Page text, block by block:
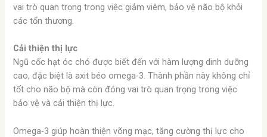
vai trò quan trọng trong việc giảm viêm, bảo vệ não bộ khỏi
các tổn thương.
Cải thiện thị lực
Ngũ cốc hạt óc chó được biết đến với hàm lượng dinh dưỡng
cao, đặc biệt là axit béo omega-3. Thành phần này không chỉ
tốt cho não bộ mà còn đóng vai trò quan trọng trong việc
bảo vệ và cải thiện thị lực.
Omega-3 giúp hoàn thiện võng mạc, tăng cường thị lực cho